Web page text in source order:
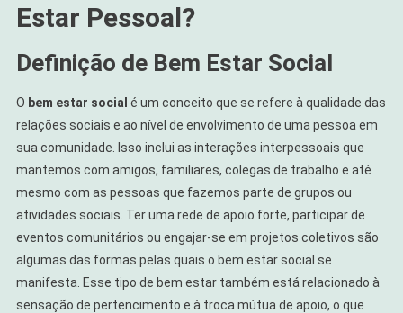
Estar Pessoal?
Definição de Bem Estar Social
O bem estar social é um conceito que se refere à qualidade das
relações sociais e ao nível de envolvimento de uma pessoa em
sua comunidade. Isso inclui as interações interpessoais que
mantemos com amigos, familiares, colegas de trabalho e até
mesmo com as pessoas que fazemos parte de grupos ou
atividades sociais. Ter uma rede de apoio forte, participar de
eventos comunitários ou engajar-se em projetos coletivos são
algumas das formas pelas quais o bem estar social se
manifesta. Esse tipo de bem estar também está relacionado à
sensação de pertencimento e à troca mútua de apoio, o que